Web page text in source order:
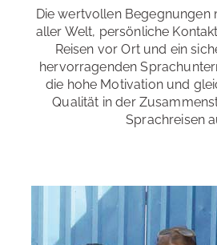
Die wertvollen Begegnungen
aller Welt, persönliche
Reisen vor Ort und ein
hervorragenden
die hohe Motivation und
Qualität in der
Sprachreisen